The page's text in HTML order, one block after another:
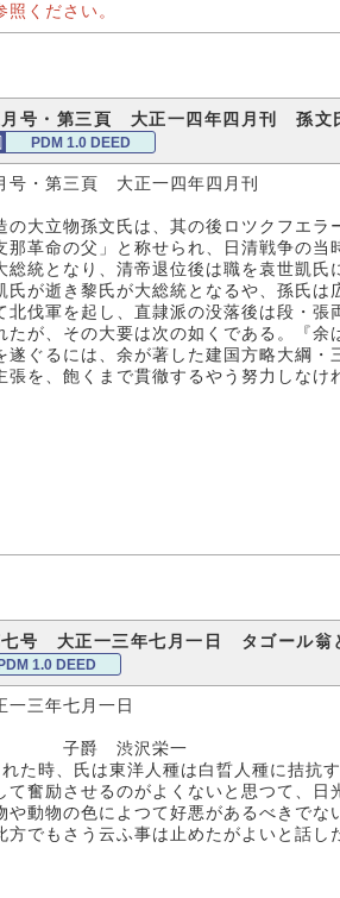
照ください。
号・第三頁 大正一四年四月刊 孫文
PDM 1.0 DEED
・第三頁 大正一四年四月刊
大立物孫文氏は、其の後ロツクフエ
那革命の父」と称せられ、日清戦争の
統となり、清帝退位後は職を袁世凱
が逝き黎氏が大総統となるや、孫氏
伐軍を起し、直隷派の没落後は段・
が、その大要は次の如くである。『
ぐるには、余が著した建国方略大綱
を、飽くまで貫徹するやう努力しな
号 大正一三年七月一日 タゴール翁
PDM 1.0 DEED
三年七月一日
栄一
た時、氏は東洋人種は白晢人種に拮抗
奮励させるのがよくないと思つて、
や動物の色によつて好悪があるべきで
でもさう云ふ事は止めたがよいと話し